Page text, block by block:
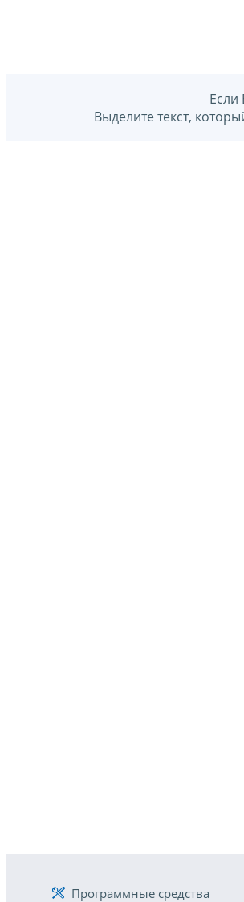
Если
Выделите текст,
Программные средства